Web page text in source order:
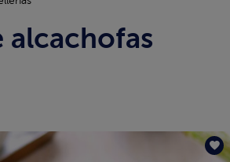
alcachofas